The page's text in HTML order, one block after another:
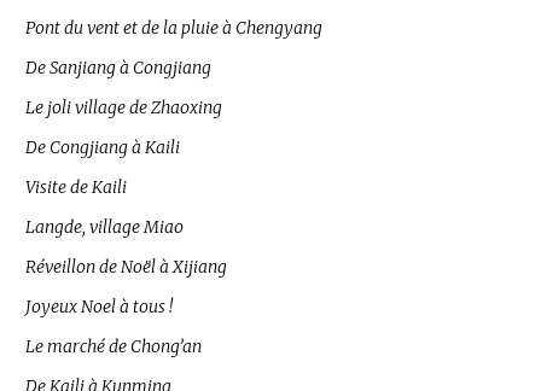
Pont du vent et de la pluie à Chengyang
De Sanjiang à Congjiang
Le joli village de Zhaoxing
De Congjiang à Kaili
Visite de Kaili
Langde, village Miao
Réveillon de Noël à Xijiang
Joyeux Noel à tous !
Le marché de Chong’an
De Kaili à Kunming